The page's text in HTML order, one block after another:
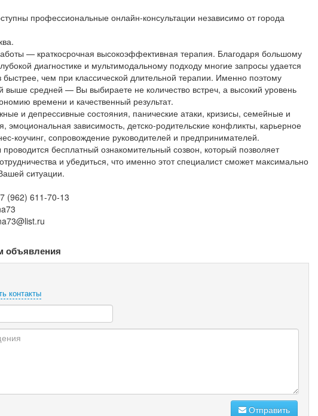
профессиональные онлайн-консультации независимо от города
— краткосрочная высокоэффективная терапия. Благодаря большому
диагностике и мультимодальному подходу многие запросы удается
быстрее, чем при классической длительной терапии. Именно поэтому
выше средней — Вы выбираете не количество встреч, а высокий уровень
времени и качественный результат.
и депрессивные состояния, панические атаки, кризисы, семейные и
эмоциональная зависимость, детско-родительские конфликты, карьерное
коучинг, сопровождение руководителей и предпринимателей.
бесплатный ознакомительный созвон, который позволяет
и убедиться, что именно этот специалист сможет максимально
ситуации.
(962) 611-70-13
объявления
контакты
Отправить